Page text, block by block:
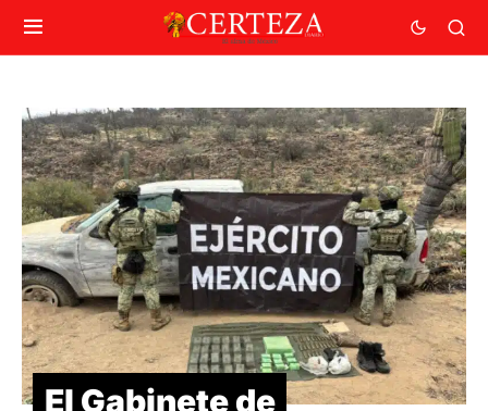
El Gabinete de